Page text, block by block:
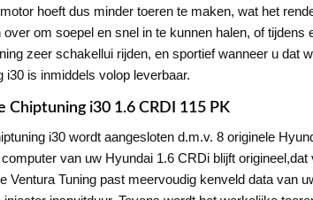
hoeft dus minder toeren te maken, wat het
om soepel en snel in te kunnen halen, of
zeer schakellui rijden, en sportief wanneer u
i30 is inmiddels volop leverbaar.
Chiptuning i30 1.6 CRDI 115 PK
i30 wordt aangesloten d.m.v. 8 originele
van uw Hyundai 1.6 CRDi blijft
Ventura Tuning past meervoudig kenveld data van